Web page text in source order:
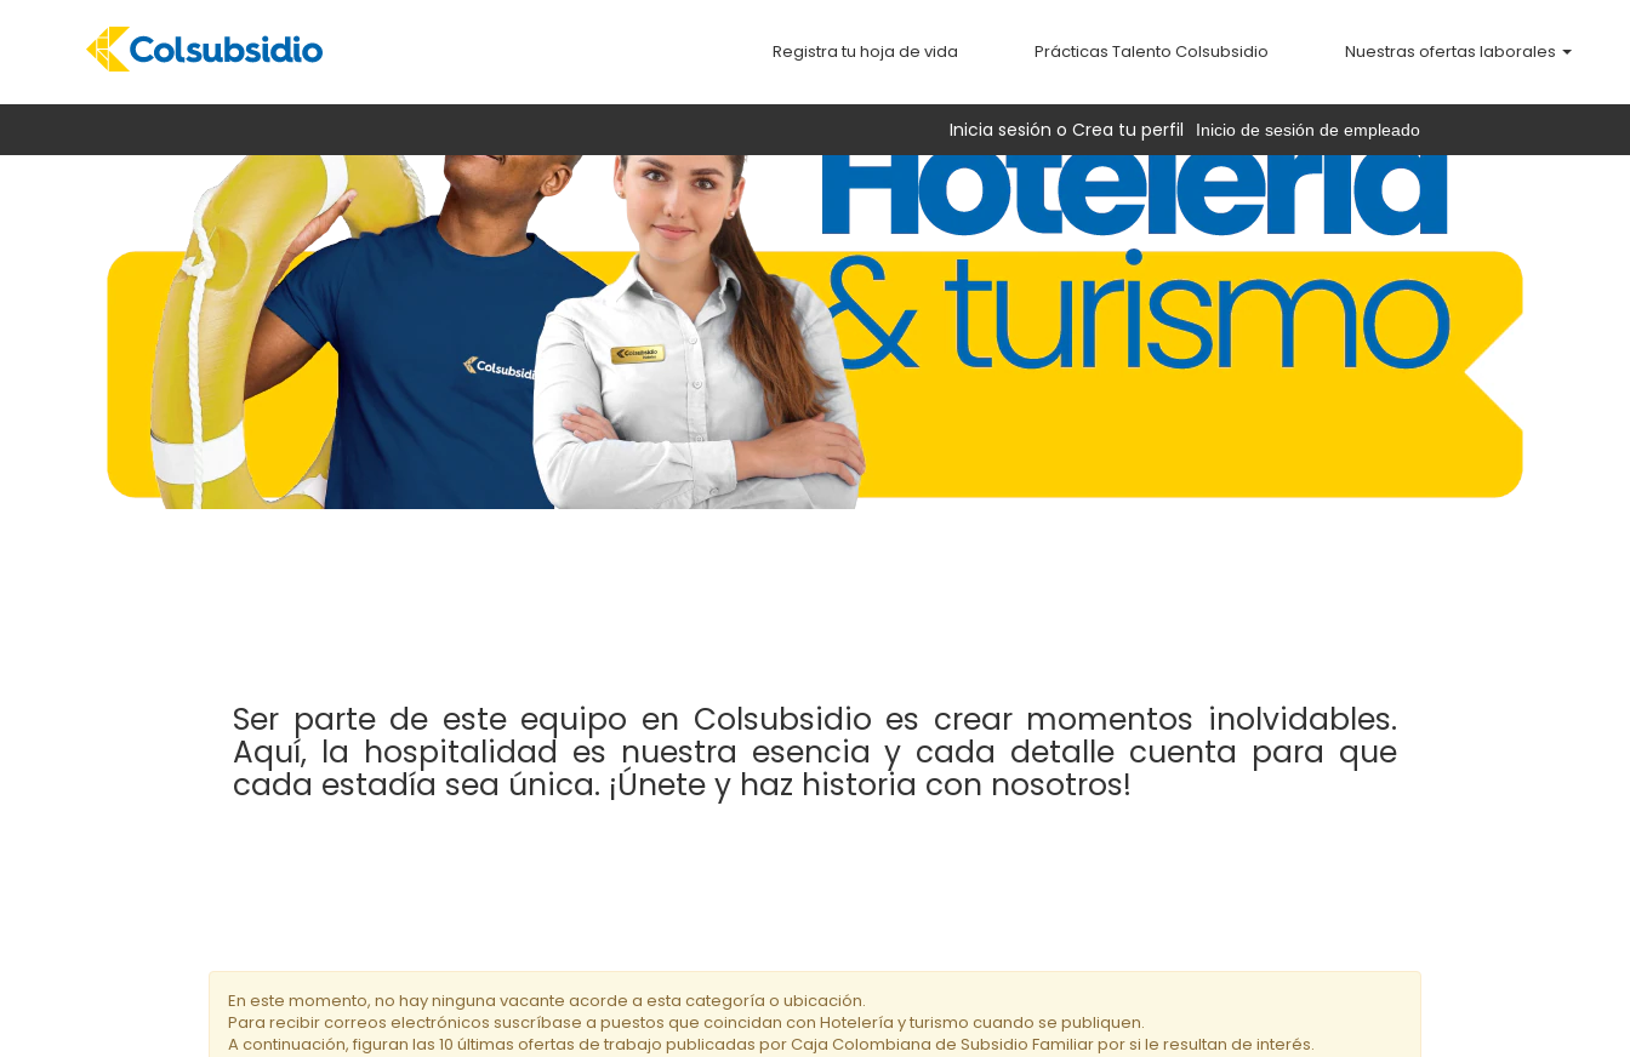
Registra tu hoja de vida Prácticas Talento Colsubsidio Nuestras ofertas laborales
Inicia sesión o Crea tu perfil Inicio de sesión de empleado
y
turismo
Ser parte de este equipo en Colsubsidio es crear momentos inolvidables.
Aquí, la hospitalidad es nuestra esencia y cada detalle cuenta para que
cada estadía sea única. ¡Únete y haz historia con nosotros!
En este momento, no hay ninguna vacante acorde a esta categoría o ubicación.
Para recibir correos electrónicos suscríbase a puestos que coincidan con Hotelería y turismo cuando se publiquen.
A continuación, figuran las 10 últimas ofertas de trabajo publicadas por Caja Colombiana de Subsidio Familiar por si le resultan de interés.